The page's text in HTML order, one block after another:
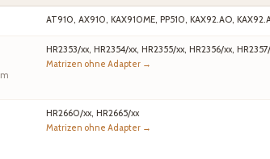
AT910, AX910, KAX910ME, PP510, KAX92.AO,
HR2353/xx, HR2354/xx, HR2355/xx, HR2356/xx,
Matrizen ohne Adapter →
HR2660/xx, HR2665/xx
Matrizen ohne Adapter →